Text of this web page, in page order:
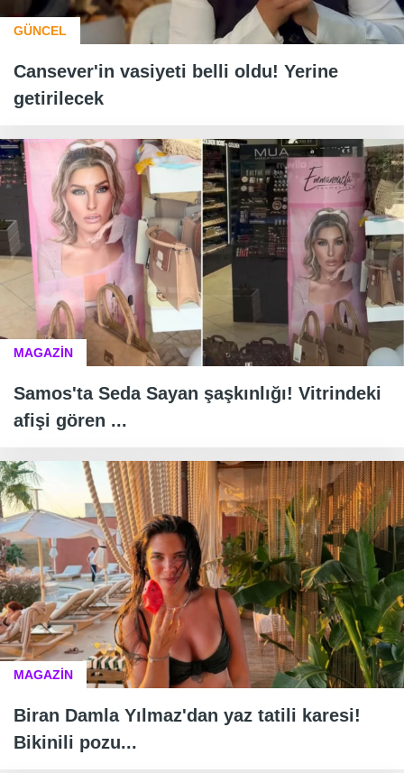
GÜNCEL
Cansever'in vasiyeti belli oldu! Yerine
getirilecek
MAGAZİN
Samos'ta Seda Sayan şaşkınlığı! Vitrindeki
afişi gören ...
MAGAZİN
Biran Damla Yılmaz'dan yaz tatili karesi!
Bikinili pozu...